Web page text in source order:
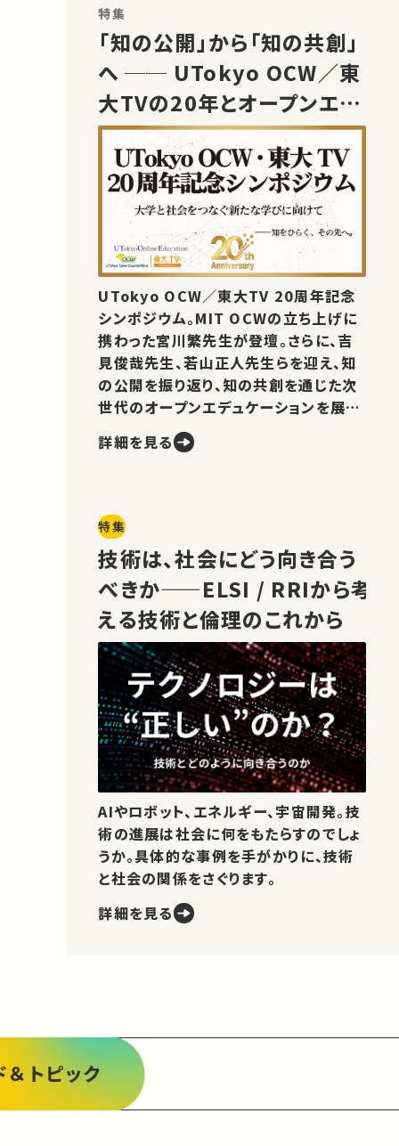
特集
「知の公開」から「知の共創」
へ ── UTokyo OCW／東
大TVの20年とオープンエデ
ュケーションの未来
UTokyo OCW／東大TV 20周年記念
シンポジウム。MIT OCWの立ち上げに
携わった宮川繁先生が登壇。さらに、吉
見俊哉先生、若山正人先生らを迎え、知
の公開を振り返り、知の共創を通じた次
世代のオープンエデュケーションを展望
詳細を見る
特集
技術は、社会にどう向き合う
べきか——ELSI / RRIから考
える技術と倫理のこれから
AIやロボット、エネルギー、宇宙開発。技
術の進展は社会に何をもたらすのでしょ
うか。具体的な事例を手がかりに、技術
と社会の関係をさぐります。
詳細を見る
＆トピック